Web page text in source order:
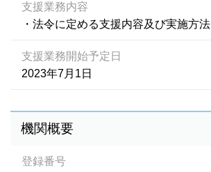
支援業務内容
・法令に定める支援内容及び実施方法
支援業務開始予定日
2023年7月1日
機関概要
登録番号